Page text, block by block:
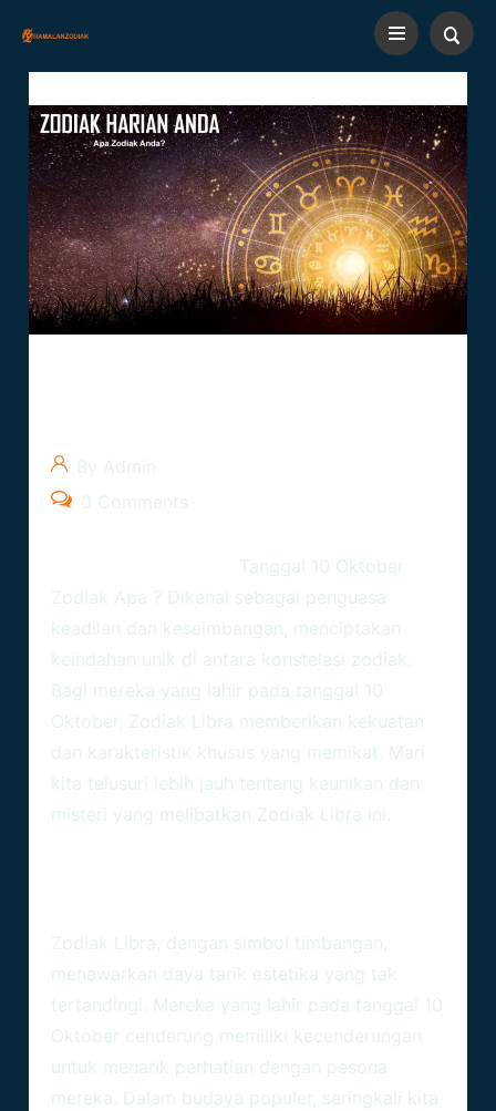
By Admin
0 Comments
Tanggal 10 Oktober
Zodiak Apa ? Dikenal sebagai penguasa
keadilan dan keseimbangan, menciptakan
keindahan unik di antara konstelasi zodiak.
Bagi mereka yang lahir pada tanggal 10
Oktober, Zodiak Libra memberikan kekuatan
dan karakteristik khusus yang memikat. Mari
kita telusuri lebih jauh tentang keunikan dan
misteri yang melibatkan Zodiak Libra ini.
Zodiak Libra, dengan simbol timbangan,
menawarkan daya tarik estetika yang tak
tertandingi. Mereka yang lahir pada tanggal 10
Oktober cenderung memiliki kecenderungan
untuk menarik perhatian dengan pesona
mereka. Dalam budaya populer, seringkali kita